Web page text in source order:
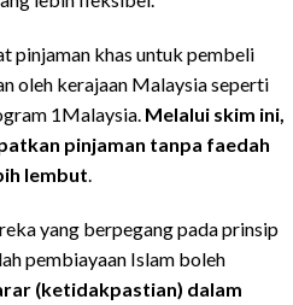
pinjaman khas untuk pembeli
oleh kerajaan Malaysia seperti
1Malaysia. Melalui skim ini,
pinjaman tanpa faedah
lembut
yang berpegang pada prinsip
pembiayaan Islam boleh
(ketidakpastian) dalam